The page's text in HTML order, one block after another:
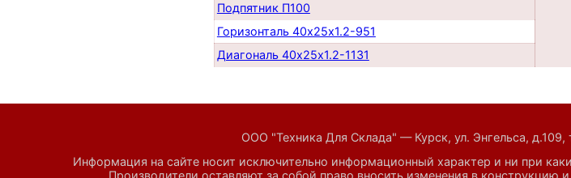
Подпятник П100
Горизонталь 40х25х1.2-951
Диагональ 40х25х1.2-1131
ООО "Техника Для Склада" — Курск, ул. Энгельса, д.109,
Информация на сайте носит исключительно информационный характер и ни при